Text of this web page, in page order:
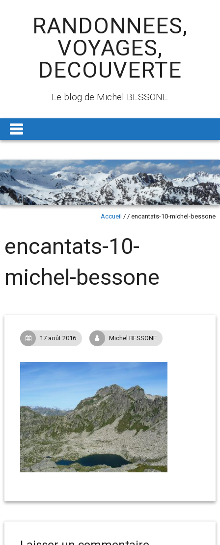
RANDONNEES,
VOYAGES,
DECOUVERTE
Le blog de Michel BESSONE
Accueil //encantats-10-michel-bessone
encantats-10-
michel-bessone
17 août 2016 Michel BESSONE